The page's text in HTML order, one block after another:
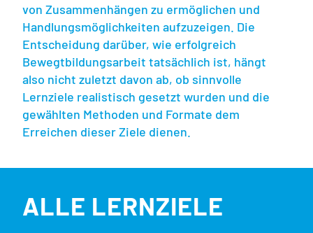
von Zusammenhängen zu ermöglichen und
Handlungsmöglichkeiten aufzuzeigen. Die
Entscheidung darüber, wie erfolgreich
Bewegtbildungsarbeit tatsächlich ist, hängt
also nicht zuletzt davon ab, ob sinnvolle
Lernziele realistisch gesetzt wurden und die
gewählten Methoden und Formate dem
Erreichen dieser Ziele dienen.
ALLE LERNZIELE